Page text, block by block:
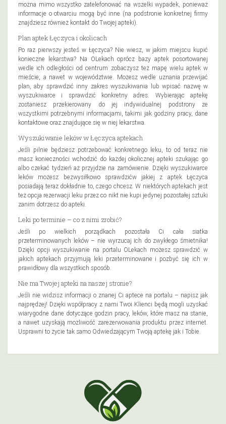
można mimo wszystko zatelefonować na wszelki wypadek, ponieważ
informacje o otwarciu mogą być inne (na podstronie konkretnej firmy
znajdziesz również kontakt do Twojej apteki).
Plan aptek Łęczyca i okolicach
Po raz pierwszy jesteś w Łęczyca? Nie wiesz, w jakim miejscu kupić
konieczne lekarstwa? Na OLekach oprócz bazy aptek posortowanej
wedle ich odległości od centrum zobaczysz też mapę wielu aptek w
mieście, a nawet w województwie. Możesz wedle uznania przewijać
plan, aby sprawdzić inny zakres wyszukiwania lub wpisać nazwę w
wyszukiwarce i sprawdzić konkretny adres. Wybierając aptekę
zostaniesz przekierowany do jej indywidualnej podstrony ze
wszystkimi potrzebnymi informacjami, takimi jak godziny pracy, dane
kontaktowe oraz znajdujące się w niej lekarstwa.
Wyszukiwanie leków w Łęczyca aptekach
Jeśli pilnie będziesz potrzebować konkretnego leku, to od teraz nie
masz konieczności wchodzić do każdej okolicznej apteki szukając go
albo czekać tydzień aż przyjdzie na zamówienie. Dzięki wyszukiwarce
leków możesz bezwysiłkowo sprawdzićw jakiej z aptek Łęczyca
posiadają teraz dokładnie to, czego chcesz. W niektórych aptekach jest
też opcja rezerwacji leku przez co nikt nie kupi jedynej pozostałej sztuki
zanim dotrzesz do apteki.
Leki po terminie – co z nimi zrobić?
Jeśli po wielkich porządkach pozostała Ci cała siatka
przeterminowanych leków – nie wyrzucaj ich do zwykłego śmietnika!
Dzięki opcji wyszukiwanie na portalu OLekach możesz sprawdzić w
jakich aptekach przyjmują leki przeterminowane i pozbyć się ich w
prawidłowy dla wszystkich sposób.
Nie ma Twojej apteki na naszej stronie?
Jeśli nie widzisz informacji o znanej Ci aptece na portalu – napisz jak
najprędzej! Dzięki współpracy z nami Twoi Klienci będą mogli uzyskać
wiarygodne dane dotyczące godzin pracy, leków, które masz na stanie,
a nawet uzyskają możliwość zarezerwowania produktu przez internet.
Usprawni to życie tak samo Odwiedzającym Twoją aptekę jak i Tobie.